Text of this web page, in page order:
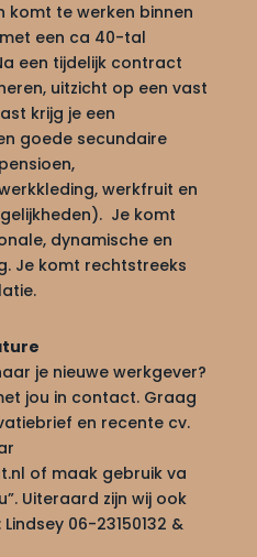
komt te werken binnen
een ca 40-tal
een tijdelijk contract
uitzicht op een vast
krijg je een
goede secundaire
werkfruit en
Je komt
dynamische en
Je komt rechtstreeks
je nieuwe werkgever?
jou in contact. Graag
en recente cv.
of maak gebruik va
Uiteraard zijn wij ook
06-23150132 &